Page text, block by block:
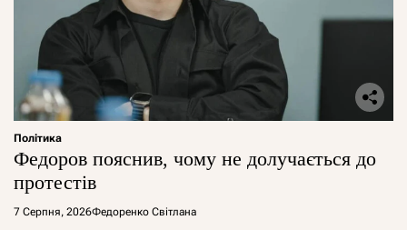
Політика
Федоров пояснив, чому не долучається до
протестів
7 Серпня, 2026Федоренко Світлана